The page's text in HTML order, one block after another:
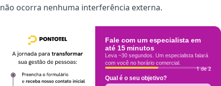
não ocorra nenhuma interferência externa.
Fale com um especialista em
até 15 minutos
Leva ~30 segundos. Um especialista falará
com você no horário comercial.
1 de 2
Qual é o seu objetivo?